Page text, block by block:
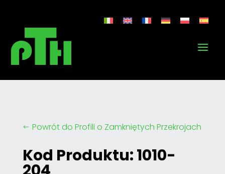
# Powrót do Profili o Zamkniętych Przekrojach
Kod Produktu: 1010-